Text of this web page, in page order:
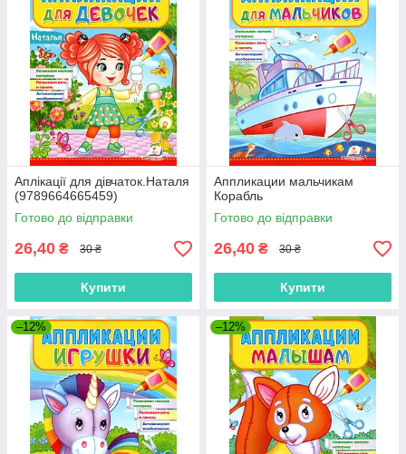
Аплікації для дівчаток.Наталя
(9789664665459)
Готово до відправки
26,40 ₴ 30 ₴
Купити
Аппликации мальчикам
Корабль
Готово до відправки
26,40 ₴ 30 ₴
Купити
–12% –12%